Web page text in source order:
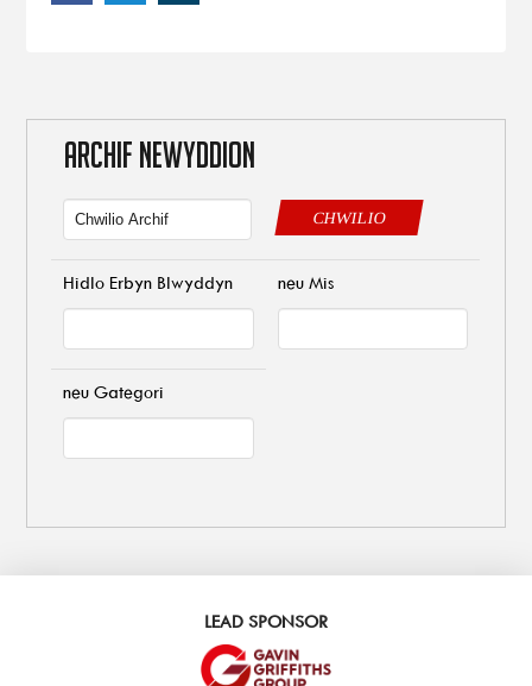
ARCHIF NEWYDDION
CHWILIO
Hidlo Erbyn Blwyddyn neu Mis
neu Gategori
LEAD SPONSOR